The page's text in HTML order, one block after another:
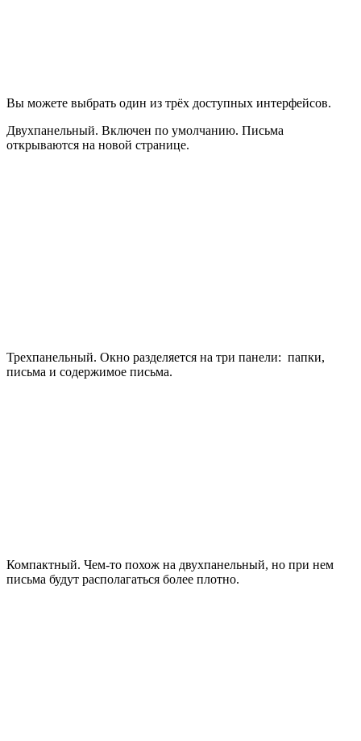
Вы можете выбрать один из трёх доступных интерфейсов.
Двухпанельный. Включен по умолчанию. Письма
открываются на новой странице.
Трехпанельный. Окно разделяется на три панели: папки,
письма и содержимое письма.
Компактный. Чем-то похож на двухпанельный, но при нем
письма будут располагаться более плотно.